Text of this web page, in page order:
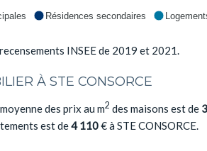
Résidences secondaires
INSEE de 2019 et 2021.
À STE CONSORCE
des prix au m2 des maisons est de
est de4 110€ à STE CONSORCE.